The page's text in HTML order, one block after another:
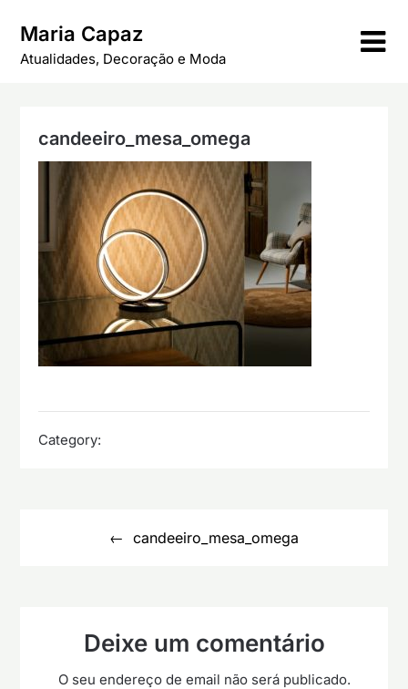
content
Maria Capaz
Atualidades, Decoração e Moda
candeeiro_mesa_omega
Category:
candeeiro_mesa_omega
Deixe um comentário
O seu endereço de email não será publicado.